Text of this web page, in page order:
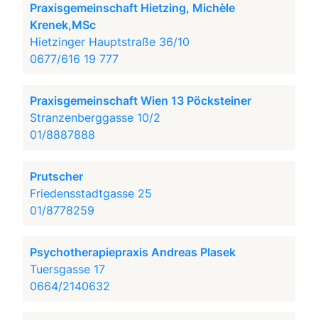
Praxisgemeinschaft Hietzing, Michèle
Krenek,MSc
Hietzinger Hauptstraße 36/10
0677/616 19 777
Praxisgemeinschaft Wien 13 Pöcksteiner
Stranzenberggasse 10/2
01/8887888
Prutscher
Friedensstadtgasse 25
01/8778259
Psychotherapiepraxis Andreas Plasek
Tuersgasse 17
0664/2140632